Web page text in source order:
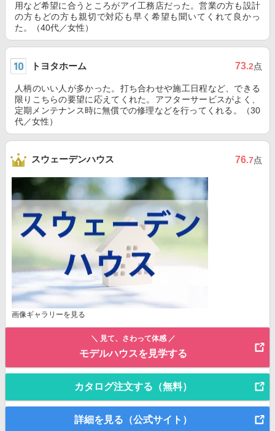
用など希望に合うところがアイ工務店だった。営業の方も設計
の方もどの方も親切で対応も早く希望も聞いてくれて良かっ
た。（40代／女性）
トヨタホーム 73.2点
人柄のいい人が多かった。打ち合わせや施工日程など、できる
限りこちらの要望に応えてくれた。アフターサービスがよく、
定期メンテナンス時に無償での修理などを行ってくれる。（30
代／女性）
スウェーデンハウス 76.7点
画像ギャラリーを見る
＼ 見て、さわって体感 ／
モデルハウスを見学する
カタログ注文する（無料）
詳細を見る（公式サイト）